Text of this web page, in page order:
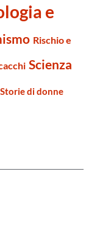
e
Rischio e
Scienza
Storie di donne